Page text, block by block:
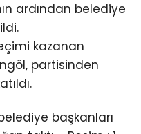
ardından belediye
kazanan
partisinden